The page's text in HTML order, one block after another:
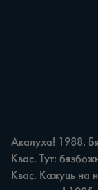
Акалуха! 1988.
Квас. Тут:
Квас. Кажуць на